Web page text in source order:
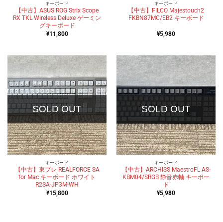
キーボード
【中古】ASUS ROG Strix Scope
RX TKL Wireless Deluxe ゲーミン
グキーボード
¥11,800
キーボード
【中古】FILCO Majestouch2
FKBN87MC/EB2 キーボード
¥5,980
SOLD OUT
キーボード
【中古】東プレ REALFORCE SA
for Mac キーボード ホワイト
R2SA-JP3M-WH
¥15,800
SOLD OUT
キーボード
【中古】ARCHISS MaestroFL AS-
KBM04/SRGB 静音赤軸 キーボー
ド
¥5,980